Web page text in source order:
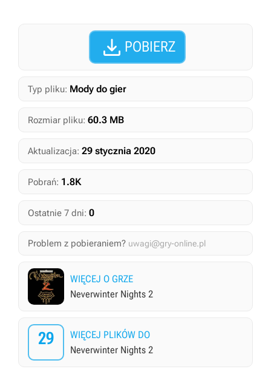
 POBIERZ
Typ pliku: Mody do gier
Rozmiar pliku: 60.3 MB
Aktualizacja: 29 stycznia 2020
Pobrań: 1.8K
Ostatnie 7 dni: 0
Problem z pobieraniem? uwagi@gry-online.pl
WIĘCEJ O GRZE
Neverwinter Nights 2
29
WIĘCEJ PLIKÓW DO
Neverwinter Nights 2